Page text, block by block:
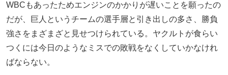
WBCもあったためエンジンのかかりが遅いことを願ったの
だが、巨人というチームの選手層と引き出しの多さ、勝負
強さをまざまざと見せつけられている。ヤクルトが食らい
つくには今日のようなミスでの敗戦をなくしていかなけれ
ばならない。